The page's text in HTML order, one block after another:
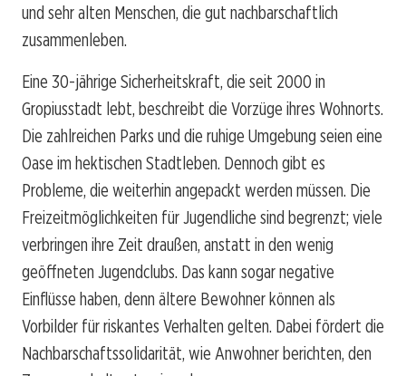
und sehr alten Menschen, die gut nachbarschaftlich
zusammenleben.
Eine 30-jährige Sicherheitskraft, die seit 2000 in
Gropiusstadt lebt, beschreibt die Vorzüge ihres Wohnorts.
Die zahlreichen Parks und die ruhige Umgebung seien eine
Oase im hektischen Stadtleben. Dennoch gibt es
Probleme, die weiterhin angepackt werden müssen. Die
Freizeitmöglichkeiten für Jugendliche sind begrenzt; viele
verbringen ihre Zeit draußen, anstatt in den wenig
geöffneten Jugendclubs. Das kann sogar negative
Einflüsse haben, denn ältere Bewohner können als
Vorbilder für riskantes Verhalten gelten. Dabei fördert die
Nachbarschaftssolidarität, wie Anwohner berichten, den